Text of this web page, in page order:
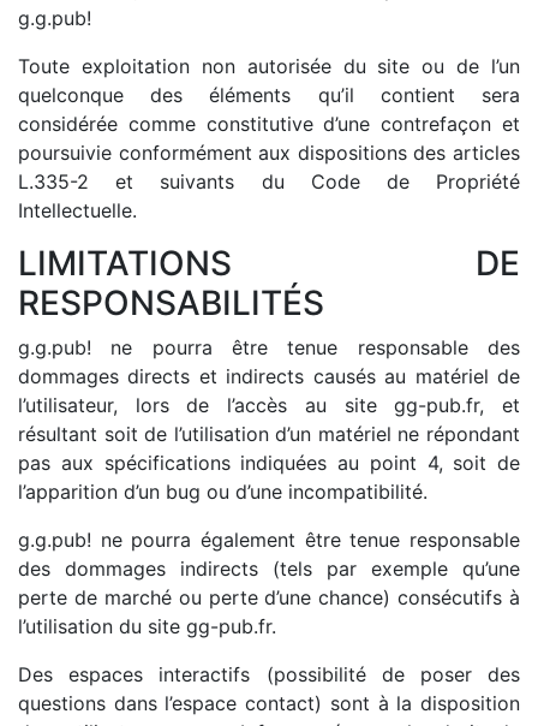
g.g.pub!
Toute exploitation non autorisée du site ou de l’un
quelconque des éléments qu’il contient sera
considérée comme constitutive d’une contrefaçon et
poursuivie conformément aux dispositions des articles
L.335-2 et suivants du Code de Propriété
Intellectuelle.
LIMITATIONS DE
RESPONSABILITÉS
g.g.pub! ne pourra être tenue responsable des
dommages directs et indirects causés au matériel de
l’utilisateur, lors de l’accès au site gg-pub.fr, et
résultant soit de l’utilisation d’un matériel ne répondant
pas aux spécifications indiquées au point 4, soit de
l’apparition d’un bug ou d’une incompatibilité.
g.g.pub! ne pourra également être tenue responsable
des dommages indirects (tels par exemple qu’une
perte de marché ou perte d’une chance) consécutifs à
l’utilisation du site gg-pub.fr.
Des espaces interactifs (possibilité de poser des
questions dans l’espace contact) sont à la disposition